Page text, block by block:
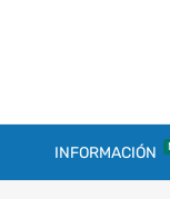
INFORMACIÓN